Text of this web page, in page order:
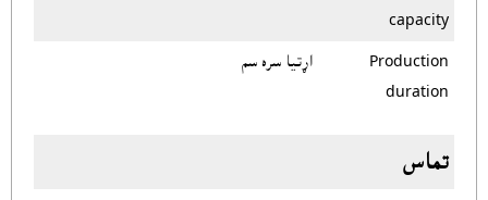
capacity
Production
duration
اړتيا سره سم
تماس